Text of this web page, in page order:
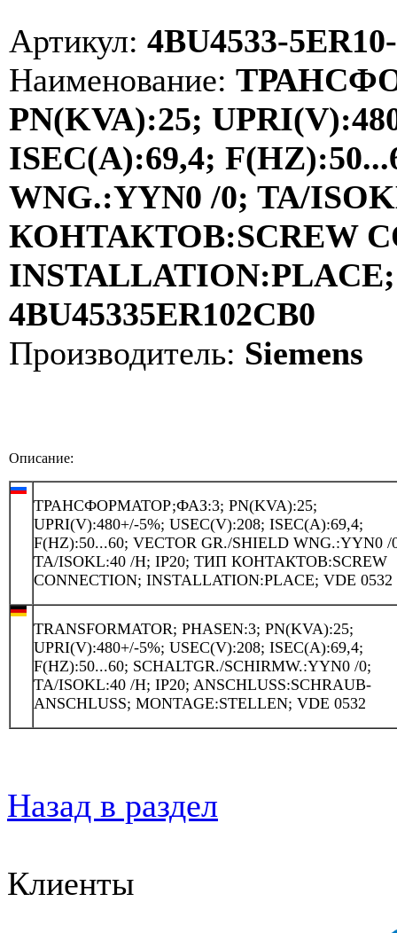
Артикул: 4BU4533-
Наименование:
PN(KVA):25;
ISEC(A):69,4;
WNG.:YYN0 /0; TA/
КОНТАКТОВ:SCREW
INSTALLATION:PLACE;
4BU45335ER102CB0
Производитель: Siemens
Описание:
ТРАНСФОРМАТОР;ФАЗ:3; PN(KVA):25;
UPRI(V):480+/-5%; USEC(V):208; ISEC(A):69,4;
F(HZ):50...60; VECTOR GR./SHIELD WNG.:YYN0 /
TA/ISOKL:40 /H; IP20; ТИП КОНТАКТОВ:SCREW
CONNECTION; INSTALLATION:PLACE; VDE 0532
TRANSFORMATOR; PHASEN:3; PN(KVA):25;
UPRI(V):480+/-5%; USEC(V):208; ISEC(A):69,4;
F(HZ):50...60; SCHALTGR./SCHIRMW.:YYN0 /0;
TA/ISOKL:40 /H; IP20; ANSCHLUSS:SCHRAUB-
ANSCHLUSS; MONTAGE:STELLEN; VDE 0532
Назад в раздел
Клиенты